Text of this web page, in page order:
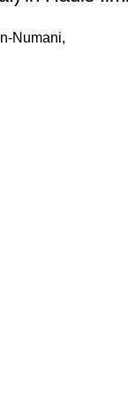
Numani,